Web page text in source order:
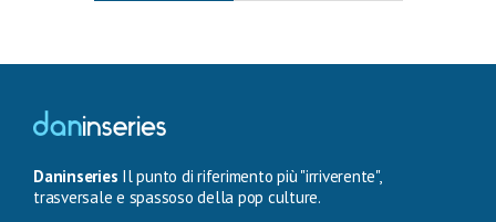
Daninseries Il punto di riferimento più "irriverente",
trasversale e spassoso della pop culture.